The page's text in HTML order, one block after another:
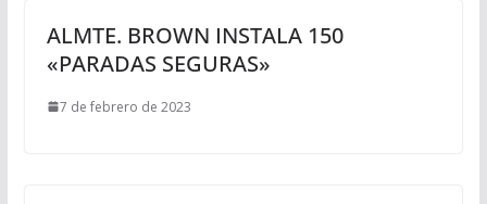
ALMTE. BROWN INSTALA 150
«PARADAS SEGURAS»
7 de febrero de 2023